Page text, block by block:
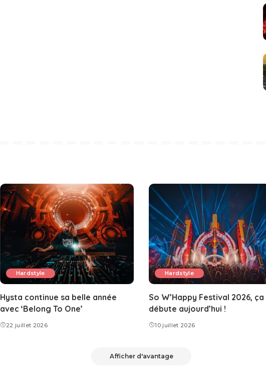
Hardstyle
Hysta continue sa belle année
avec ‘Belong To One’
22 juillet 2026
Hardstyle
So W’Happy Festival 2026, ça
débute aujourd’hui !
10 juillet 2026
Afficher d'avantage